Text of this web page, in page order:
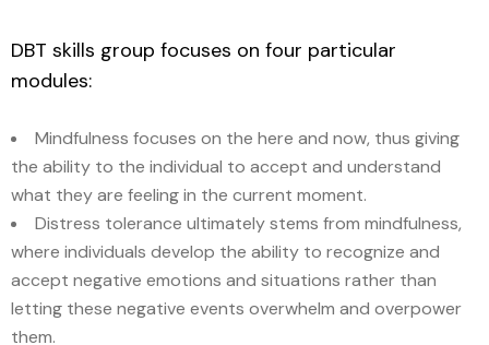
DBT skills group focuses on four particular
modules:
Mindfulness focuses on the here and now, thus giving
the ability to the individual to accept and understand
what they are feeling in the current moment.
Distress tolerance ultimately stems from mindfulness,
where individuals develop the ability to recognize and
accept negative emotions and situations rather than
letting these negative events overwhelm and overpower
them.